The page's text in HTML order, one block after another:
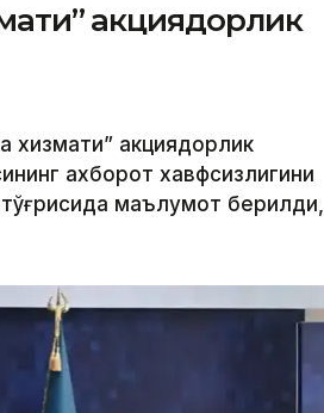
акциядорлик
хизмати” акциядорлик
ахборот хавфсизлигини
тўғрисида маълумот берилди,